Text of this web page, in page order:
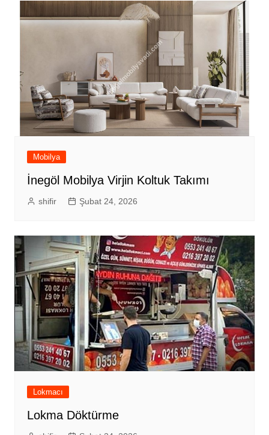
Mobilya
İnegöl Mobilya Virjin Koltuk Takımı
shifir Şubat 24, 2026
Lokmacı
Lokma Döktürme